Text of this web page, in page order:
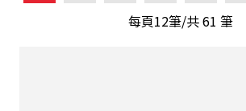
每頁12筆/共61 筆